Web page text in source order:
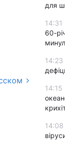
для
14:31
60-
14:23
14:15
14:08